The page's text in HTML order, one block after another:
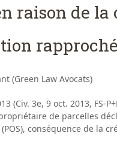
raison de la
(Green Law Avocats)
(Civ. 3e, 9 oct. 2013, FS-
de parcelles
conséquence de la